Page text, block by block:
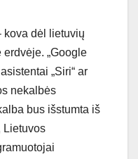
kova dėl lietuvių
„Google
„Siri“ ar
nekalbės
bus išstumta iš
Lietuvos